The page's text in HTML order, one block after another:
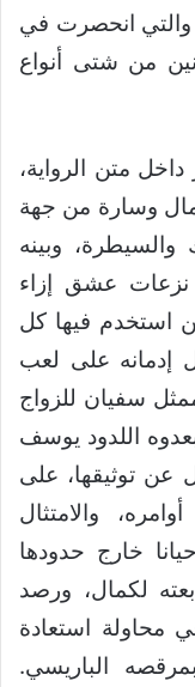
والتي انحصرت في
من شتى أنواع
متن الرواية،
وسارة من جهة
وبينه
عشق إزاء
استخدم فيها كل
إدمانه على لعب
سفيان للزواج
اللدود يوسف
عن توثيقها، على
والامتثال
خارج حدودها
لكمال، ورصد
محاولة استعادة
الباريسي.